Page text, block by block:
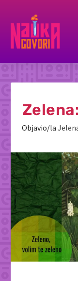
Objavio/la